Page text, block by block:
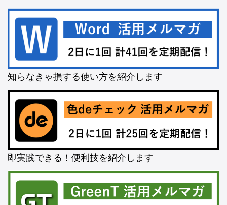
知らなきゃ損する使い方を紹介します
即実践できる！便利技を紹介します